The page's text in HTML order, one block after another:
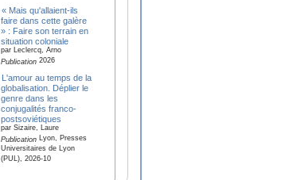
« Mais qu'allaient-ils
faire dans cette galère
» : Faire son terrain en
situation coloniale
par Leclercq, Arno
Publication2026
L'amour au temps de la
globalisation. Déplier le
genre dans les
conjugalités franco-
postsoviétiques
par Sizaire, Laure
PublicationLyon, Presses
Universitaires de Lyon
(PUL), 2026-10